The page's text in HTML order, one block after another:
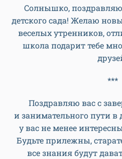
Солнышко,
детского сада! Желаю
веселых утренников,
школа подарит тебе
***
Поздравляю вас с
и занимательного пути в
у вас не менее
Будьте прилежны,
все знания будут